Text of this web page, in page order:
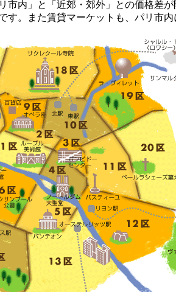
市内」と「近郊・郊外」との価格差
す。また賃貸マーケットも、パリ市